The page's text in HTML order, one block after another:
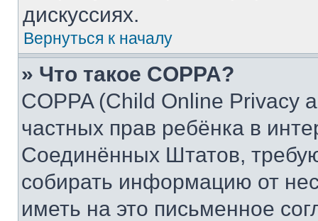
дискуссиях.
Вернуться к началу
» Что такое COPPA?
COPPA (Child Online Privacy
частных прав ребёнка в
Соединённых Штатов,
собирать информацию от
иметь на это письменное